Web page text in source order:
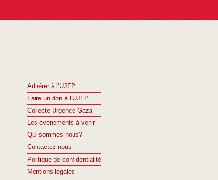
Adhérer à l’UJFP
Faire un don à l’UJFP
Collecte Urgence Gaza
Les événements à venir
Qui sommes nous?
Contactez-nous
Politique de confidentialité
Mentions légales